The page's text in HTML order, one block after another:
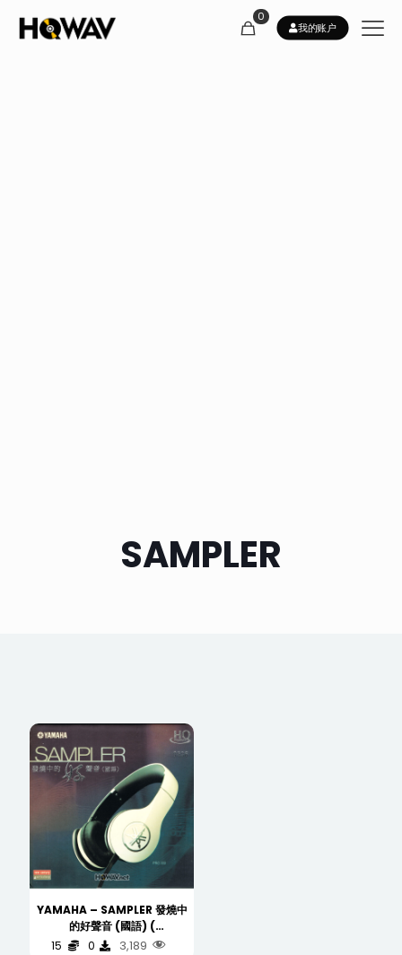
0
我的账户
SAMPLER
YAMAHA – SAMPLER 發燒中
的好聲音 (國語) (
HiQualityCD ) Silver Ring
15 0 3,189